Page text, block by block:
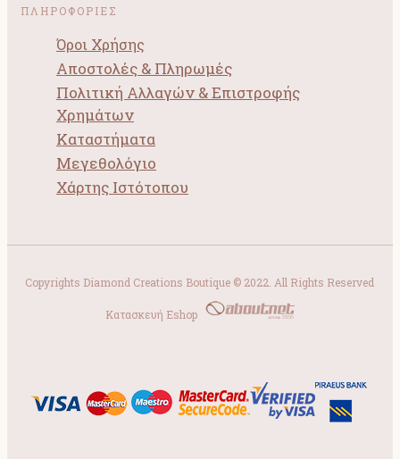
ΠΛΗΡΟΦΟΡΙΕΣ
Όροι Χρήσης
Αποστολές & Πληρωμές
Πολιτική Αλλαγών & Επιστροφής
Χρημάτων
Καταστήματα
Μεγεθολόγιο
Χάρτης Ιστότοπου
Copyrights Diamond Creations Boutique © 2022. All Rights Reserved
Κατασκευή Eshop